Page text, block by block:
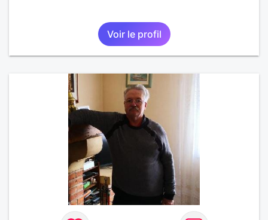
Voir le profil